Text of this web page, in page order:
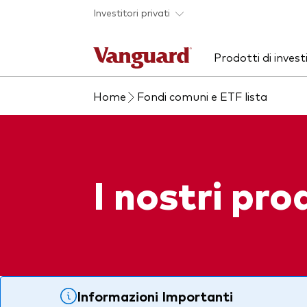
Skip to main content
Investitori privati
Prodotti di
Prodotti
Mostra tutti i fondi
Chi siamo
Home Fondi comuni e ETF lista
I nostri
Informazioni Importanti